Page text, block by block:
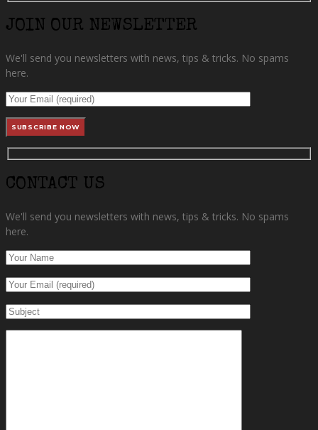
JOIN OUR NEWSLETTER
We'll send you newsletters with news, tips & tricks. No spams
here.
CONTACT US
We'll send you newsletters with news, tips & tricks. No spams
here.